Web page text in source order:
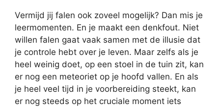
Vermijd jij falen ook zoveel mogelijk? Dan mis je
leermomenten. En je maakt een denkfout. Niet
willen falen gaat vaak samen met de illusie dat
je controle hebt over je leven. Maar zelfs als je
heel weinig doet, op een stoel in de tuin zit, kan
er nog een meteoriet op je hoofd vallen. En als
je heel veel tijd in je voorbereiding steekt, kan
er nog steeds op het cruciale moment iets